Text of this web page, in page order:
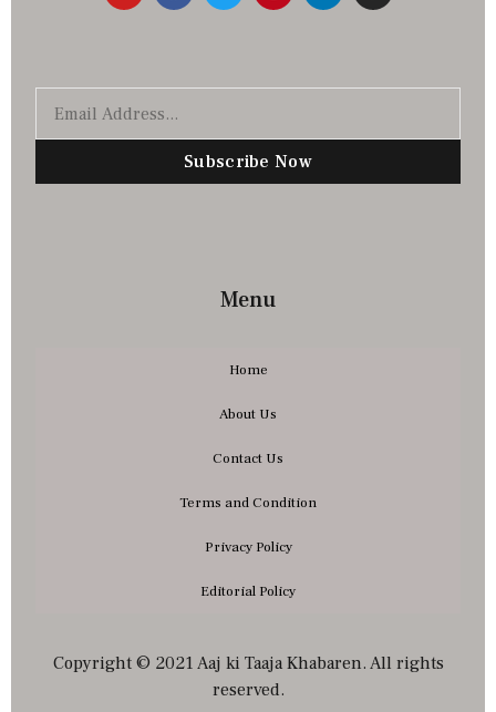
Subscribe Now
Menu
Home
About Us
Contact Us
Terms and Condition
Privacy Policy
Editorial Policy
Copyright © 2021 Aaj ki Taaja Khabaren. All rights
reserved.